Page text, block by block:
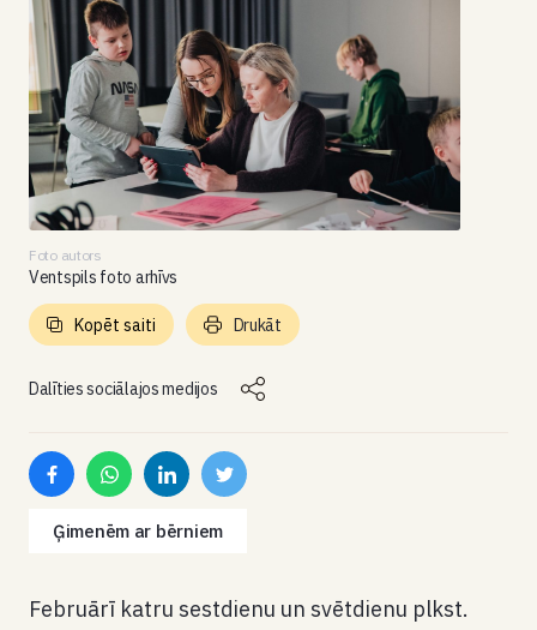
Foto autors
Ventspils foto arhīvs
Dalīties sociālajos medijos
Kopēt saiti Drukāt
Ģimenēm ar bērniem
Februārī katru sestdienu un svētdienu plkst.